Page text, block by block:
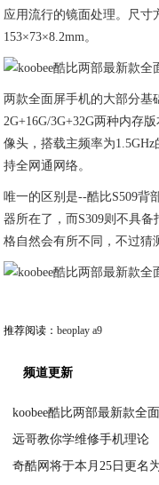
应用流行的镜面处理。尺寸
153×73×8.2mm。
两款全面屏手机的大部分基
2G+16G/3G+32G两种内存
像头，搭载主频率为
持全网通网络。
唯一的区别是--酷比S509背
器所在了，而S309则不具
格自然会有所不同，不过猜
推荐阅读：beoplay a9
频道更新
koobee酷比两部最新款全
远哥教你学维修手机理论
奇酷网将于本月25日更名